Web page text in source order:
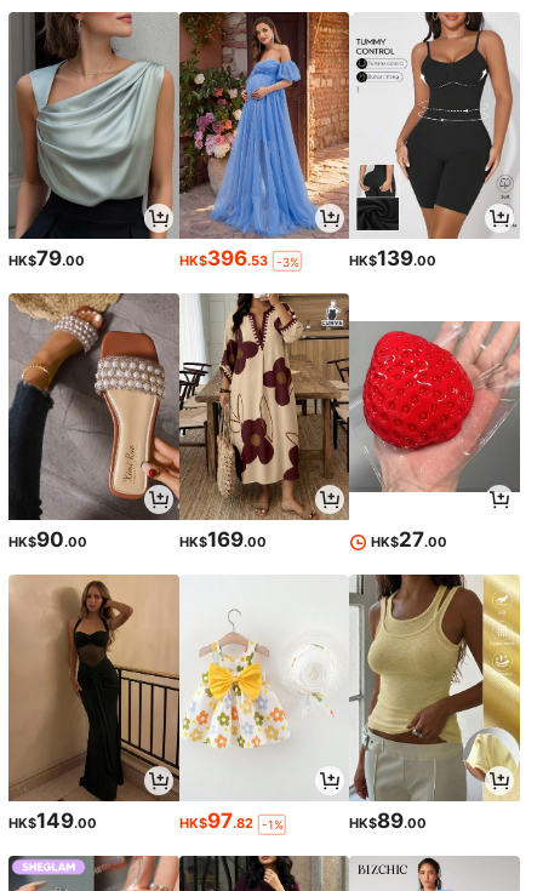
HK$79.00 HK$396.53 -3% HK$139.00
HK$90.00 HK$169.00 HK$27.00
HK$149.00 HK$97.82 -1% HK$89.00